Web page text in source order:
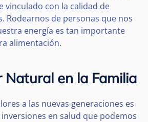
vinculado con la calidad de
Rodearnos de personas que nos
energía es tan importante
alimentación.
Natural en la Familia
a las nuevas generaciones es
en salud que podemos